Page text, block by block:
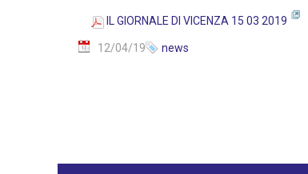
IL GIORNALE DI VICENZA 15 03 2019
12/04/19 news